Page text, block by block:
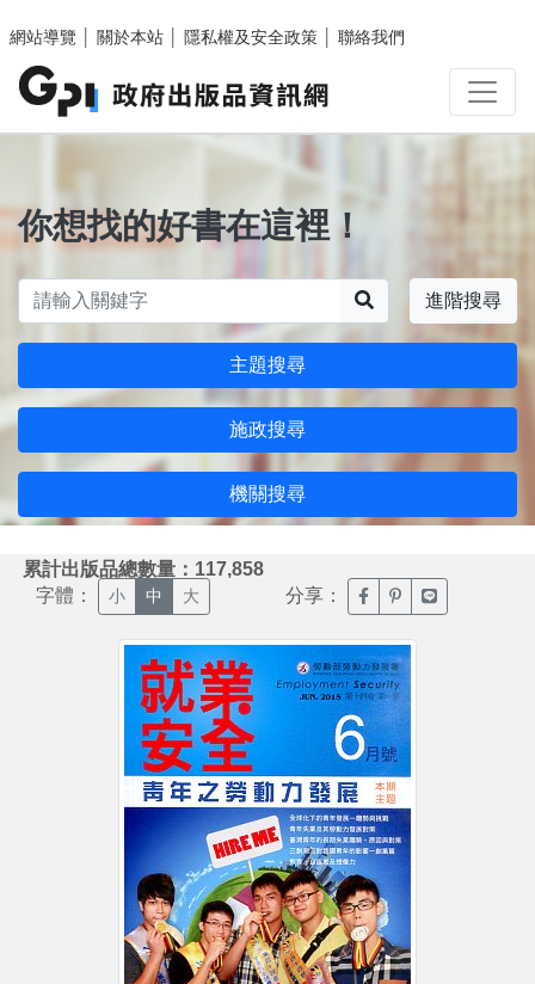
網站導覽
關於本站 隱私權及安全政策 聯絡我們
你想找的好書在這裡！
進階搜尋
主題搜尋
施政搜尋
機關搜尋
累計出版品總數量：117,858
字體： 小 中 大 分享： 臉書分享(另開新視窗)
噗浪分享(另開新
Line分享(另